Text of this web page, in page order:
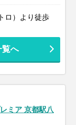
ロ）より徒歩
覧へ
ミア 京都駅八